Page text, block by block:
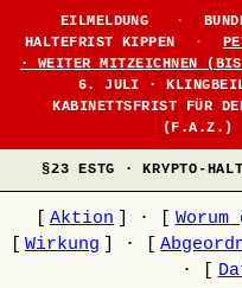
EILMELDUNG ·
HALTEFRIST KIPPEN
·
· WEITER MITZEICHNEN
6. JULI ·
KABINETTSFRIST FÜR
(F.A.Z.)
§23 ESTG · KRYPTO-
Aktion ·
Wirkung ·
·